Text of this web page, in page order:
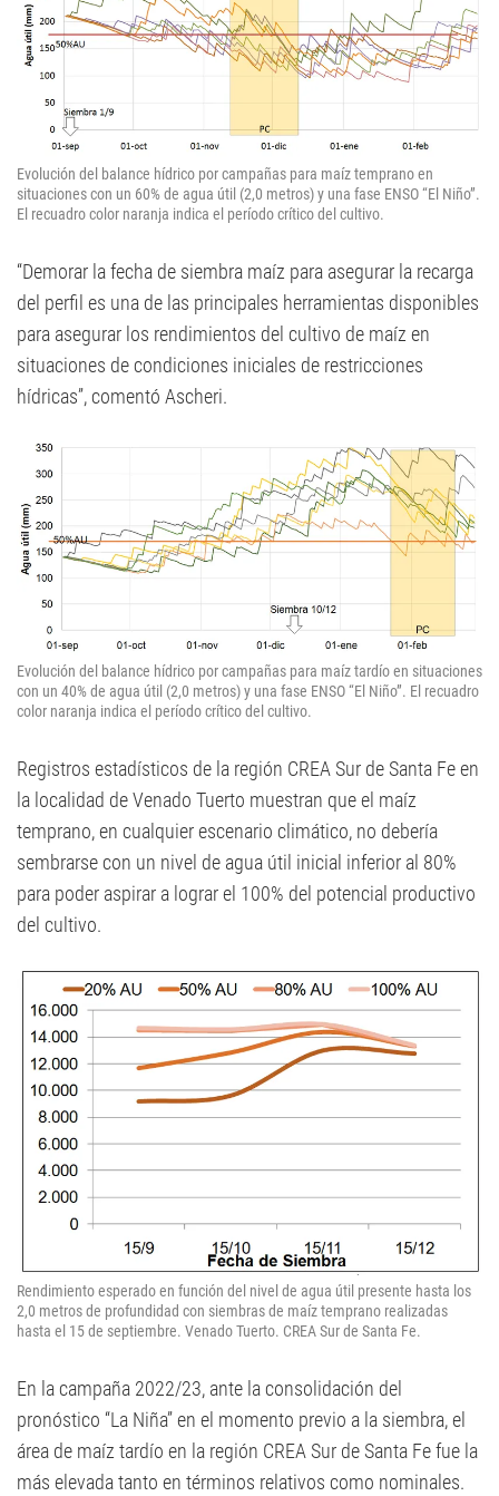
Evolución del balance hídrico por campañas para maíz temprano en
situaciones con un 60% de agua útil (2,0 metros) y una fase ENSO “El Niño”.
El recuadro color naranja indica el período crítico del cultivo.
“Demorar la fecha de siembra maíz para asegurar la recarga
del perfil es una de las principales herramientas disponibles
para asegurar los rendimientos del cultivo de maíz en
situaciones de condiciones iniciales de restricciones
hídricas”, comentó Ascheri.
Evolución del balance hídrico por campañas para maíz tardío en situaciones
con un 40% de agua útil (2,0 metros) y una fase ENSO “El Niño”. El recuadro
color naranja indica el período crítico del cultivo.
Registros estadísticos de la región CREA Sur de Santa Fe en
la localidad de Venado Tuerto muestran que el maíz
temprano, en cualquier escenario climático, no debería
sembrarse con un nivel de agua útil inicial inferior al 80%
para poder aspirar a lograr el 100% del potencial productivo
del cultivo.
Rendimiento esperado en función del nivel de agua útil presente hasta los
2,0 metros de profundidad con siembras de maíz temprano realizadas
hasta el 15 de septiembre. Venado Tuerto. CREA Sur de Santa Fe.
En la campaña 2022/23, ante la consolidación del
pronóstico “La Niña” en el momento previo a la siembra, el
área de maíz tardío en la región CREA Sur de Santa Fe fue la
más elevada tanto en términos relativos como nominales.